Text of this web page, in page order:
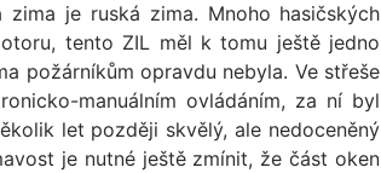
je ruská zima. Mnoho hasičských
tento ZIL měl k tomu ještě jedno
požárníkům opravdu nebyla. Ve střeše
manuálním ovládáním, za ní byl
let později skvělý, ale nedoceněný
je nutné ještě zmínit, že část oken